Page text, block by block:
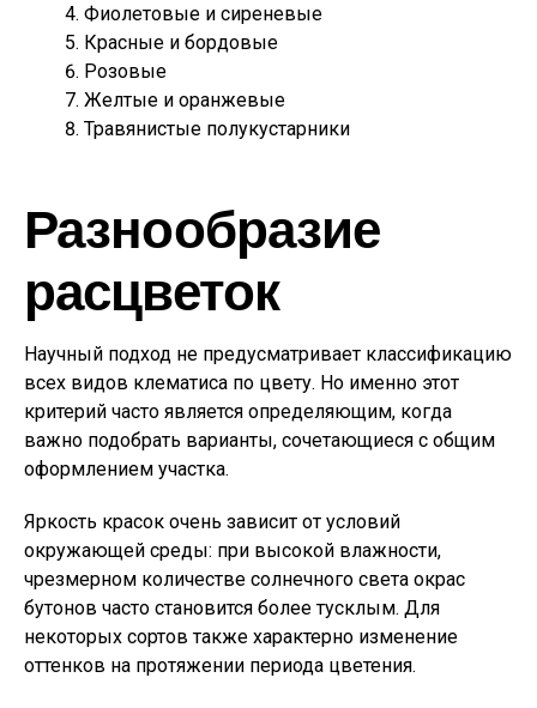
Фиолетовые и сиреневые
Красные и бордовые
Розовые
Желтые и оранжевые
Травянистые полукустарники
Разнообразие
расцветок
Научный подход не предусматривает классификацию
всех видов клематиса по цвету. Но именно этот
критерий часто является определяющим, когда
важно подобрать варианты, сочетающиеся с общим
оформлением участка.
Яркость красок очень зависит от условий
окружающей среды: при высокой влажности,
чрезмерном количестве солнечного света окрас
бутонов часто становится более тусклым. Для
некоторых сортов также характерно изменение
оттенков на протяжении периода цветения.